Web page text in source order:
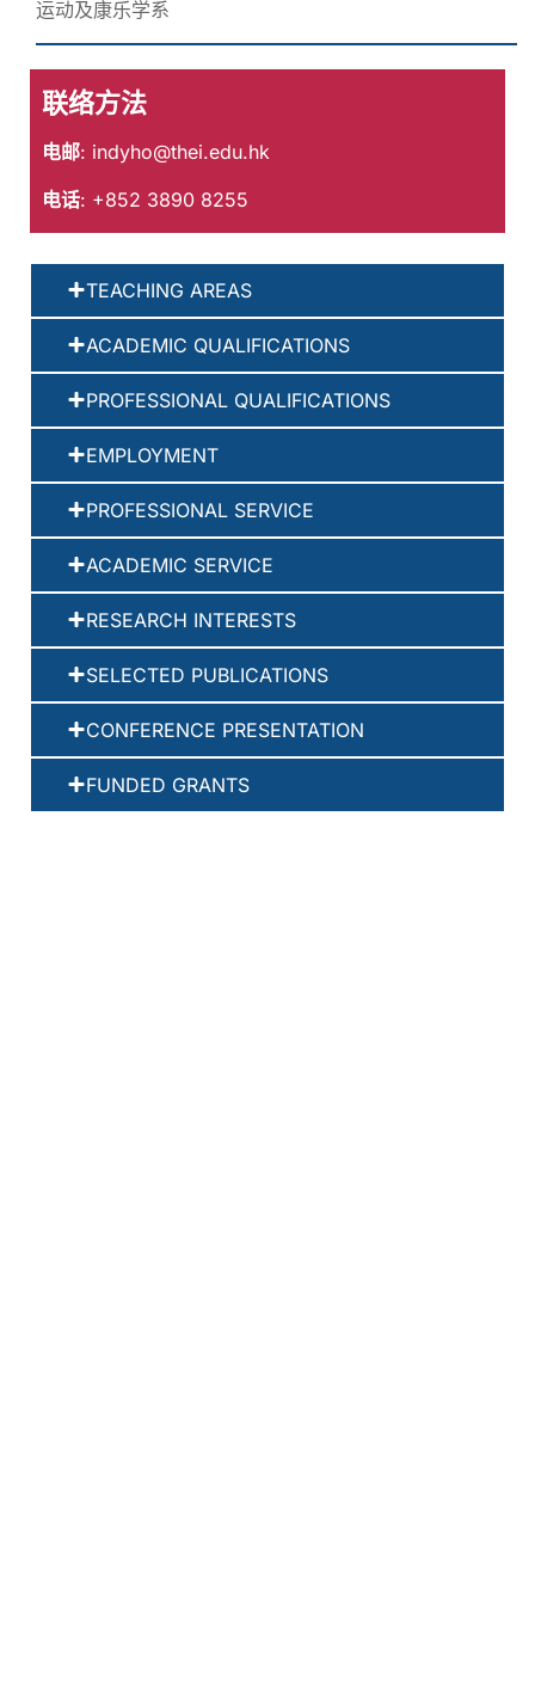
运动及康乐学系
联络方法
电邮: indyho@thei.edu.hk
电话: +852 3890 8255
TEACHING AREAS
ACADEMIC QUALIFICATIONS
PROFESSIONAL QUALIFICATIONS
EMPLOYMENT
PROFESSIONAL SERVICE
ACADEMIC SERVICE
RESEARCH INTERESTS
SELECTED PUBLICATIONS
CONFERENCE PRESENTATION
FUNDED GRANTS